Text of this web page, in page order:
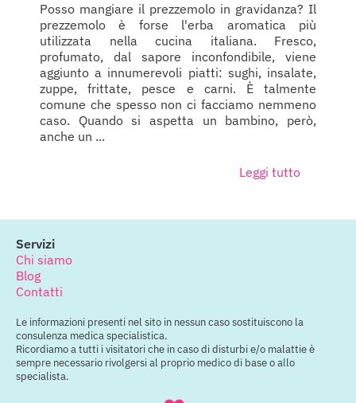
Posso mangiare il prezzemolo in gravidanza? Il
prezzemolo è forse l'erba aromatica più
utilizzata nella cucina italiana. Fresco,
profumato, dal sapore inconfondibile, viene
aggiunto a innumerevoli piatti: sughi, insalate,
zuppe, frittate, pesce e carni. È talmente
comune che spesso non ci facciamo nemmeno
caso. Quando si aspetta un bambino, però,
anche un ...
Leggi tutto
Servizi
Chi siamo
Blog
Contatti
Le informazioni presenti nel sito in nessun caso sostituiscono la
consulenza medica specialistica.
Ricordiamo a tutti i visitatori che in caso di disturbi e/o malattie è
sempre necessario rivolgersi al proprio medico di base o allo
specialista.